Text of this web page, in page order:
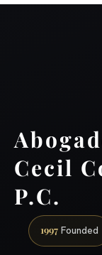
Cecil
P.C.
1997 Founded